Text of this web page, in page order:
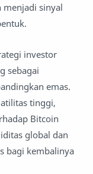
menjadi sinyal
investor
sebagai
emas.
tinggi,
Bitcoin
global dan
bagi kembalinya